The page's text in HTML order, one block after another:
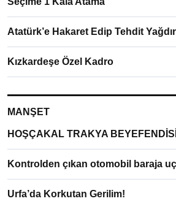
Atatürk’e Hakaret Edip Tehdit
Kızkardeşe Özel Kadro
MANŞET
HOŞÇAKAL TRAKYA
Kontrolden çıkan otomobil baraja
Urfa’da Korkutan Gerilim!